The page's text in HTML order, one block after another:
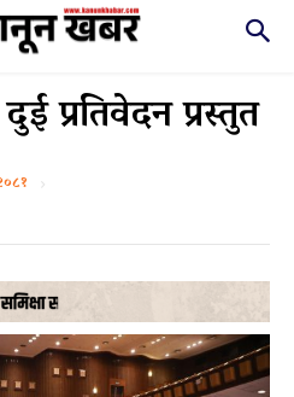
प्रतिवेदन प्रस्तुत